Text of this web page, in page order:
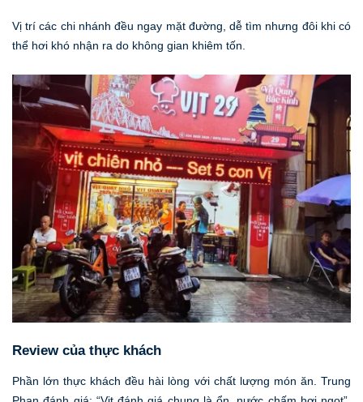
Vị trí các chi nhánh đều ngay mặt đường, dễ tìm nhưng đôi khi có
thể hơi khó nhận ra do không gian khiêm tốn.
Review của thực khách
Phần lớn thực khách đều hài lòng với chất lượng món ăn. Trung